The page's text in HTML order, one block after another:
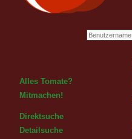
Alles Tomate?
Mitmachen!
Direktsuche
Detailsuche